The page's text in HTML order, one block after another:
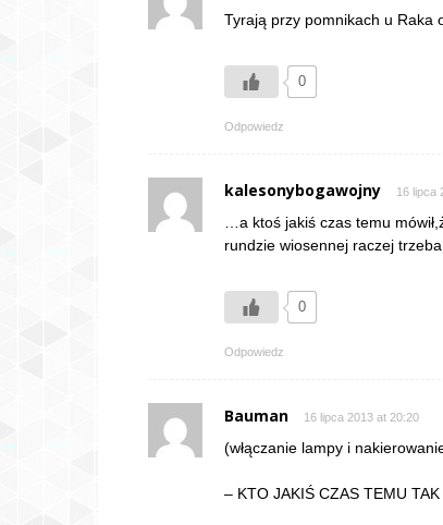
Tyrają przy pomnikach u Raka
0
Odpowiedz
kalesonybogawojny 16 lipca
…a ktoś jakiś czas temu
rundzie wiosennej raczej
0
Odpowiedz
Bauman 16 lipca 2013 at 20:20
(włączanie lampy i
– KTO JAKIŚ CZAS TEMU